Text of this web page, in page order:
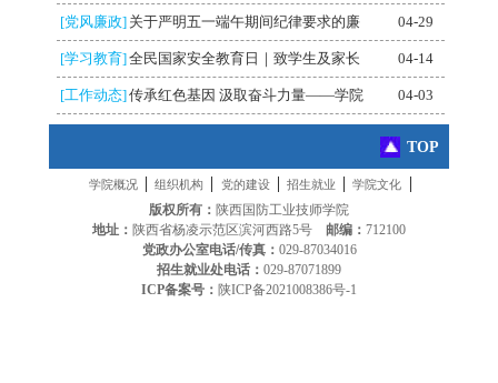
[党风廉政] 关于严明五一端午期间纪律要求的廉 04-29
[学习教育]全民国家安全教育日｜致学生及家长 04-14
[工作动态]传承红色基因 汲取奋斗力量——学院 04-03
TOP
学院概况 | 组织机构 | 党的建设 | 招生就业 | 学院文化 |
版权所有： 陕西国防工业技师学院
地址： 陕西省杨凌示范区滨河西路5号 邮编： 712100
党政办公室电话/传真： 029-87034016
招生就业处电话： 029-87071899
ICP备案号： 陕ICP备2021008386号-1